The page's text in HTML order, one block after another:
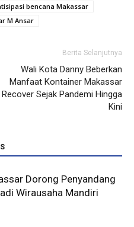
bencana Makassar
M Ansar
Berita Selanjutnya
Wali Kota Danny Beberkan
Manfaat Kontainer Makassar
Recover Sejak Pandemi Hingga
Kini
Dorong Penyandang
Wirausaha Mandiri